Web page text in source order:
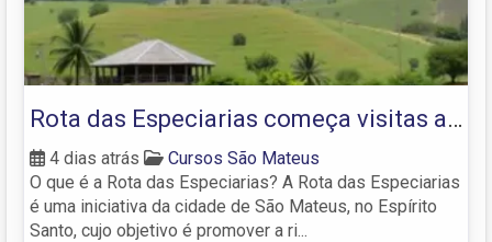
Rota das Especiarias começa visitas a
propriedades rurais de São Mateus
4 dias atrás
Cursos São Mateus
O que é a Rota das Especiarias? A Rota das Especiarias
é uma iniciativa da cidade de São Mateus, no Espírito
Santo, cujo objetivo é promover a ri...